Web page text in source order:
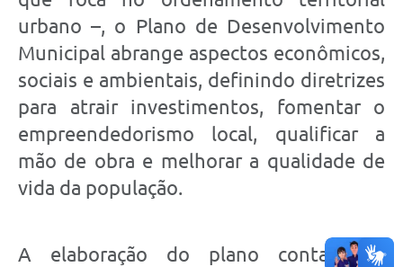
urbano –, o Plano de Desenvolvimento
Municipal abrange aspectos econômicos,
sociais e ambientais, definindo diretrizes
para atrair investimentos, fomentar o
empreendedorismo local, qualificar a
mão de obra e melhorar a qualidade de
vida da população.
A elaboração do plano conta com